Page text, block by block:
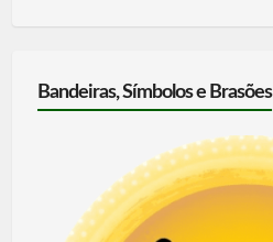
Bandeiras, Símbolos e Brasões